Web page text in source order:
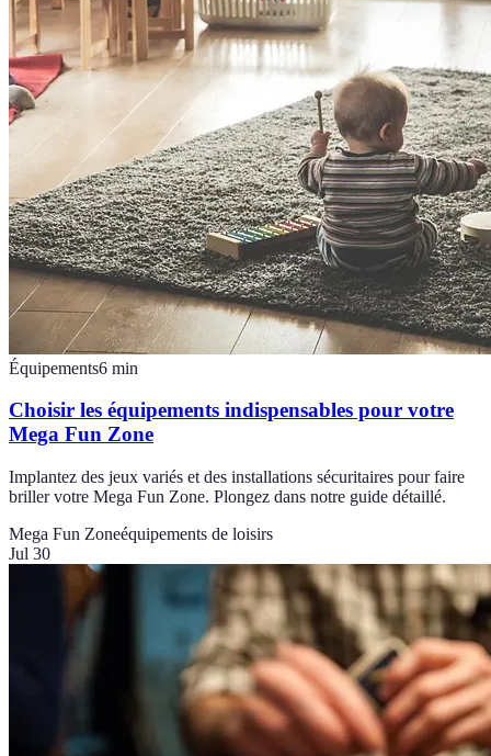
Équipements6 min
Choisir les équipements indispensables pour votre
Mega Fun Zone
Implantez des jeux variés et des installations sécuritaires pour faire
briller votre Mega Fun Zone. Plongez dans notre guide détaillé.
Mega Fun Zoneéquipements de loisirs
Jul 30